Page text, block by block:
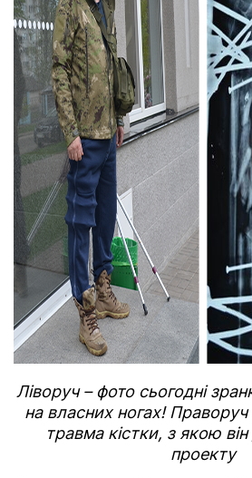
Ліворуч – фото сьогодні
на власних ногах!
травма кістки, з якою
проекту